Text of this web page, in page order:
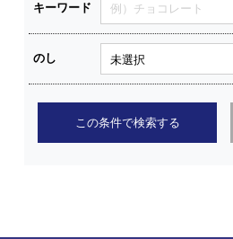
キーワード
のし
この条件で検索する